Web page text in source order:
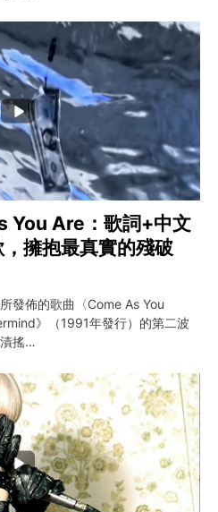
You Are：歌詞+中文
擁抱最真實的殘破
發佈的歌曲〈Come As You
》（1991年發行）的第二波
搖…